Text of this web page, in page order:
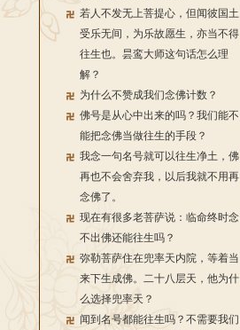
若人不发无上菩提心，但闻彼国土
受乐无间，为乐故愿生，亦当不得
往生也。昙鸾大师这句话怎么理
解？
为什么不赞成我们念佛计数？
佛号是从心中出来的吗？我们能不
能把念佛当做往生的手段？
我念一句名号就可以往生净土，佛
再也不会舍弃我，以后我就不用再
念佛了。
现在有很多老菩萨说：临命终时念
不出佛还能往生吗？
弥勒菩萨住在兜率天内院，等着当
来下生成佛。二十八层天，他为什
么选择兜率天？
闻到名号都能往生吗？不需要我们